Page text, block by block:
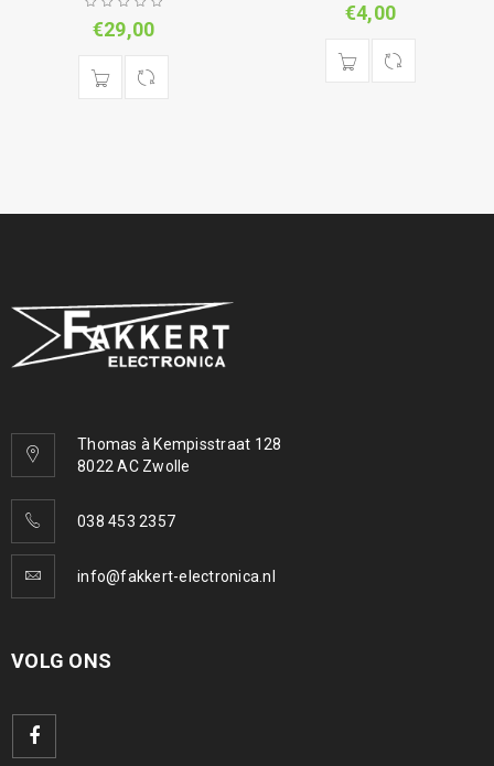
€29,00
€4,00
Thomas à Kempisstraat 128
8022 AC Zwolle
038 453 2357
info@fakkert-electronica.nl
VOLG ONS